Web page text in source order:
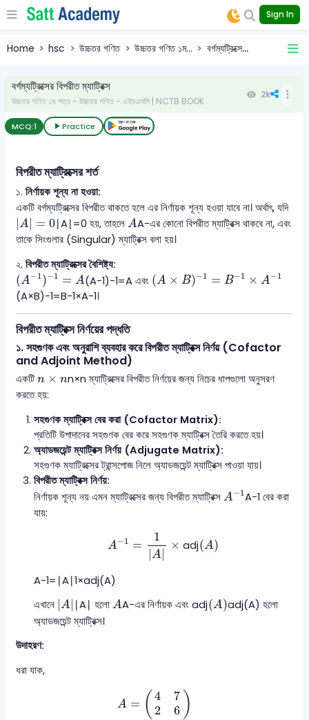
Sign In
Home hsc উচ্চতর গণিত উচ্চতর গণিত ১ম... বর্গম্যট্রিক্সে...
বর্গম্যট্রিক্সের বিপরীত ম্যাট্রিক্স
উচ্চতর গণিত ১ম পত্র - উচ্চতর গণিত - এইচএসসি | NCTB BOOK
2k
MCQ:1 Practice
বিপরীত ম্যাট্রিক্সের শর্ত
১.নির্ণায়ক শূন্য না হওয়া:
একটি বর্গম্যট্রিক্সের বিপরীত থাকতে হলে এর নির্ণায়ক শূন্য হওয়া যাবে না। অর্থাৎ, যদি
∣A∣ = 0
|A| = 0∣A∣ =0 হয়, তাহলেA
AA-এর কোনো বিপরীত ম্যাট্রিক্স থাকবে না, এবং
তাকে সিংগুলার (Singular) ম্যাট্রিক্স বলা হয়।
২.বিপরীত ম্যাট্রিক্সের বৈশিষ্ট্য:
(A−1)−1 = A
(A^{-1})^{-1} = A
(A−1)−1=A এবং (A × B)−1 = B−1 × A−1
(A \times B)^{-1} = B^{-
(A×B)−1=B−1×A−1।
বিপরীত ম্যাট্রিক্স নির্ণয়ের পদ্ধতি
১. সহগুণক এবং অনুরাশি ব্যবহার করে বিপরীত ম্যাট্রিক্স নির্ণয় (Cofactor
and Adjoint Method)
একটিn × n
n \times n
n×n ম্যাট্রিক্সের বিপরীত নির্ণয়ের জন্য নিচের ধাপগুলো অনুসরণ
করতে হয়:
সহগুণক ম্যাট্রিক্স বের করা (Cofactor Matrix):
প্রতিটি উপাদানের সহগুণক বের করে সহগুণক ম্যাট্রিক্স তৈরি করতে হয়।
অ্যাডজয়েন্ট ম্যাট্রিক্স নির্ণয় (Adjugate Matrix):
সহগুণক ম্যাট্রিক্সের ট্রান্সপোজ নিলে অ্যাডজয়েন্ট ম্যাট্রিক্স পাওয়া যায়।
বিপরীত ম্যাট্রিক্স নির্ণয়:
নির্ণায়ক শূন্য নয় এমন ম্যাট্রিক্সের জন্য বিপরীত ম্যাট্রিক্স A−1
A^{-1}
A−1 বের করা
যায়:
A−1 =
1
∣A
× adj(A)
A^{-1} = \frac{1}{|A|} \times
A−1= ∣A∣1×adj(A)
এখানে A
|A| ∣A∣ হলো A
AA-এর নির্ণায়ক এবং adj(A)
\text{adj}(A)
adj(A) হলো
অ্যাডজয়েন্ট ম্যাট্রিক্স।
উদাহরণ:
ধরা যাক,
A = ( 4
7
2
6 )
A = \begin{pmatrix} 4 & 7 \\